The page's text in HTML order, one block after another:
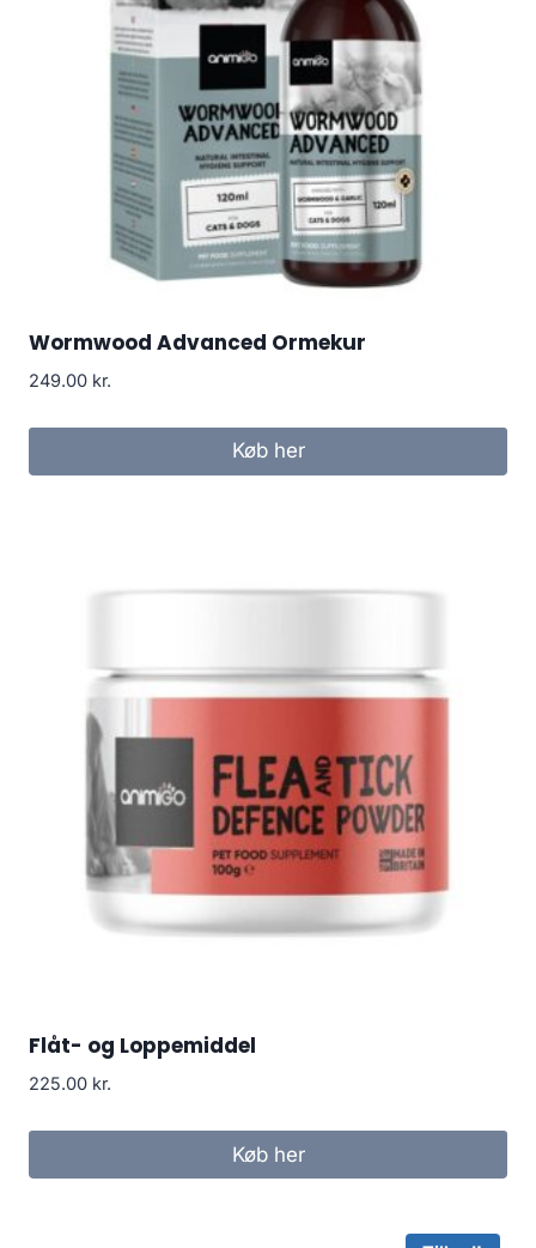
Wormwood Advanced Ormekur
249.00 kr.
Køb her
Flåt- og Loppemiddel
225.00 kr.
Køb her